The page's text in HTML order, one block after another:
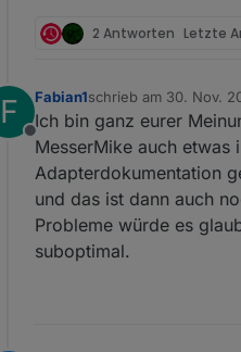
2 Antworten Letzte
F
Offline
Fabian1schrieb am 30. Nov.
zuletzt editiert von
Ich bin ganz eurer
MesserMike auch
Adapterdokumentation
und das ist dann auch
Probleme würde es
suboptimal.